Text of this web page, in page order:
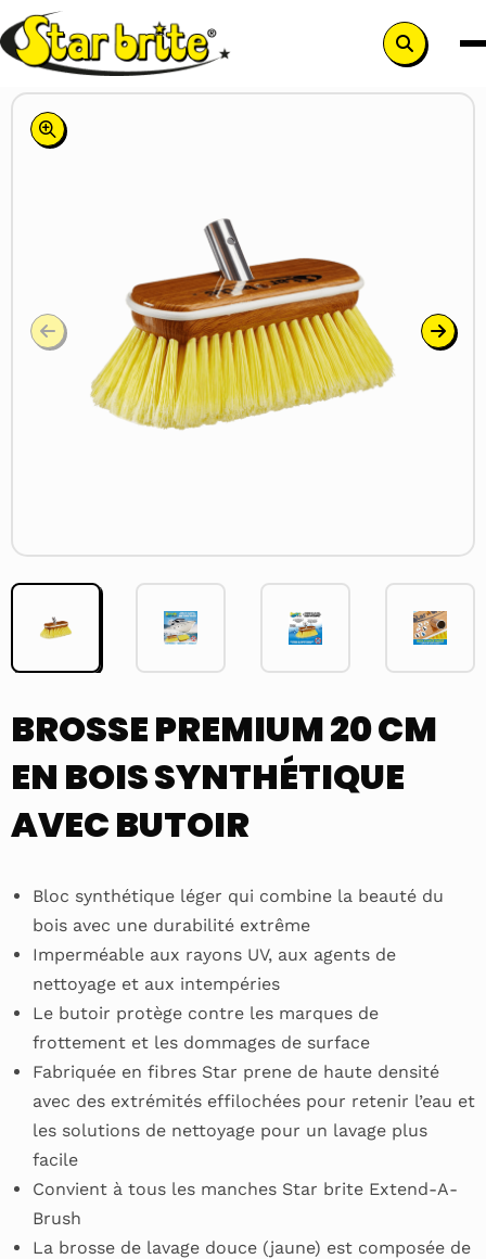
Search
button
BROSSE PREMIUM 20 CM
EN BOIS SYNTHÉTIQUE
AVEC BUTOIR
Bloc synthétique léger qui combine la beauté du
bois avec une durabilité extrême
Imperméable aux rayons UV, aux agents de
nettoyage et aux intempéries
Le butoir protège contre les marques de
frottement et les dommages de surface
Fabriquée en fibres Star prene de haute densité
avec des extrémités effilochées pour retenir l’eau et
les solutions de nettoyage pour un lavage plus
facile
Convient à tous les manches Star brite Extend-A-
Brush
La brosse de lavage douce (jaune) est composée de